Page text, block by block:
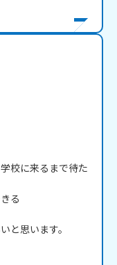
校に来るまで待た
る
と思います。